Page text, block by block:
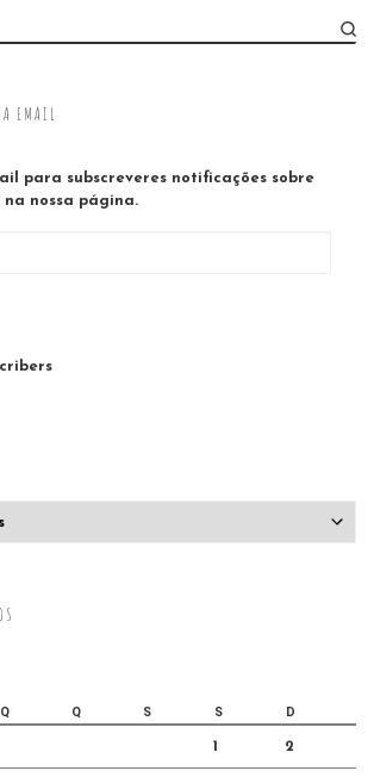
EMAIL
para subscreveres notificações sobre
na nossa página.
Q Q S S D
1 2